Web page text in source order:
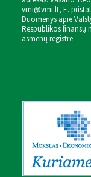
vmi@vmi.lt, E.
Duomenys apie
Respublikos
asmenų registre